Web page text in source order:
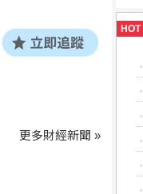
HOT
更多財經新聞 »